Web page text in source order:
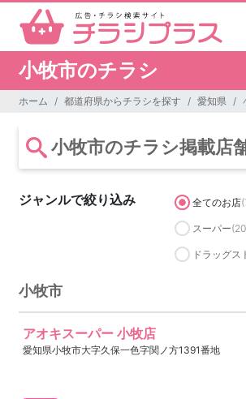
小牧市のチラシ
ホーム 都道府県からチラシを探す 愛知県
小牧市のチラシ掲載店
ジャンルで絞り込み 全てのお店
スーパー
ドラッグス
小牧市
アオキスーパー 小牧店
愛知県小牧市大字久保一色字関ノ方1391番地